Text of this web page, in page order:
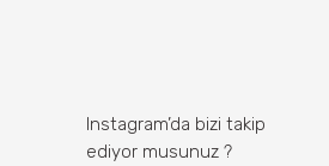
Instagram’da bizi takip
ediyor musunuz ?